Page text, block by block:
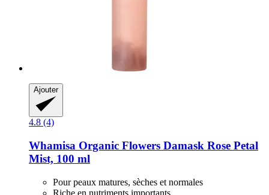
Ajouter
4.8 (4)
Whamisa Organic Flowers Damask Rose Petal
Mist, 100 ml
Pour peaux matures, sèches et normales
Riche en nutriments importants